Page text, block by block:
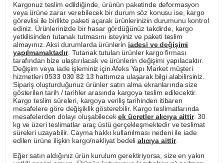
Kargonuz teslim edildiğinde, ürünün paketinde deformasyon
veya ürüne zarar verebilecek bir durum söz konusu ise, kargo
görevlisi ile birlikte paketi açarak ürünlerinizin durumunu kontrol
ediniz. Ürünlerinizde bir hasar gördüğünüz takdirde, kargo
yetkilisinden tutanak tutmasını isteyiniz ve paketi teslim
almayınız. Aksi durumlarda ürünlerin iadesi ve değişimi
yapılmamaktadır. Tutanak tutulan ürünler kargo firması
tarafından bize ulaştırılacak ve ürünlerin değişimi yapılacaktır.
Değişim veya iade işleminiz için Afeks Yapı Market müşteri
hizmetleri0533 030 82 13hattımıza ulaşarak bilgi alabilirsiniz.
Sipariş oluşturduğunuz ürünler satın alma ekranlarında size
gösterilen tarih / tarihler arasında kargoya teslim edilecektir.
Kargo teslim süreleri, kargoya veriliş tarihinden itibaren
mesafelere göre değişiklik gösterebilir. Kargo teslimatlarında
mesafelerden dolayı oluşabilecekek ücretler alıcıya aittir. 30
kg ve üzeri teslimatlar araç üstü gerçekleşmektedir ve teslimat
süreleri uzayabilir. Cayma hakkı kullanılması nedeni ile iade
edilen ürüne ilişkin kargo/nakliyat bedeli alıcıya aittir.
Eğer satın aldığınız ürün kurulum gerektiriyorsa, size en yakın